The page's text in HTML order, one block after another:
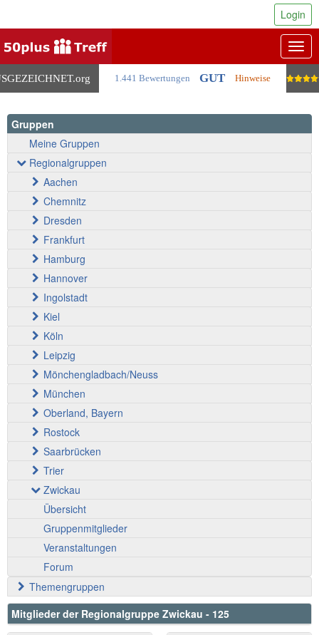
.org 1.441 Bewertungen GUT Hinweise
Login
Gruppen
Meine Gruppen
Regionalgruppen
Aachen
Chemnitz
Dresden
Frankfurt
Hamburg
Hannover
Ingolstadt
Kiel
Köln
Leipzig
Mönchengladbach/Neuss
München
Oberland, Bayern
Rostock
Saarbrücken
Trier
Zwickau
Übersicht
Gruppenmitglieder
Veranstaltungen
Forum
Themengruppen
Mitglieder der Regionalgruppe Zwickau - 125